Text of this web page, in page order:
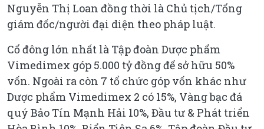
Nguyễn Thị Loan đồng thời là Chủ tịch/Tổng
giám đốc/người đại diện theo pháp luật.
Cổ đông lớn nhất là Tập đoàn Dược phẩm
Vimedimex góp 5.000 tỷ đồng để sở hữu 50%
vốn. Ngoài ra còn 7 tổ chức góp vốn khác như
Dược phẩm Vimedimex 2 có 15%, Vàng bạc đá
quý Bảo Tín Mạnh Hải 10%, Đầu tư & Phát triển